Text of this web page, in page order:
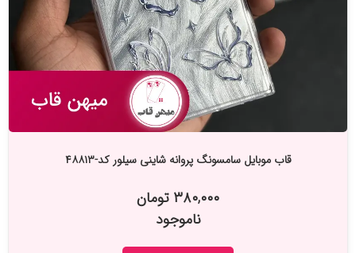
قاب موبایل سامسونگ پروانه شاینی سیلور کد-۴۸۸۱۳
۳۸۰,۰۰۰ تومان
ناموجود